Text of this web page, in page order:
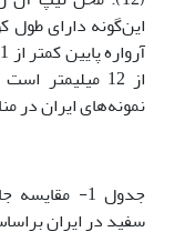
نمونه‌های ایران در منابع
جدول 1-
سفید در ایران